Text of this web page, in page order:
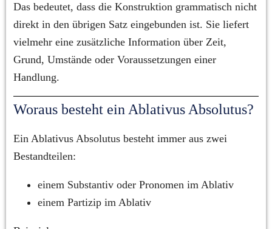
Das bedeutet, dass die Konstruktion grammatisch nicht
direkt in den übrigen Satz eingebunden ist. Sie liefert
vielmehr eine zusätzliche Information über Zeit,
Grund, Umstände oder Voraussetzungen einer
Handlung.
Woraus besteht ein Ablativus Absolutus?
Ein Ablativus Absolutus besteht immer aus zwei
Bestandteilen:
einem Substantiv oder Pronomen im Ablativ
einem Partizip im Ablativ